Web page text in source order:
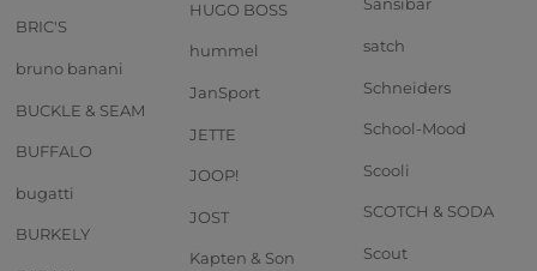
BRIC'S
bruno banani
BUCKLE & SEAM
BUFFALO
bugatti
BURKELY
HUGO BOSS
hummel
JanSport
JETTE
JOOP!
JOST
Kapten & Son
Sansibar
satch
Schneiders
School-Mood
Scooli
SCOTCH & SODA
Scout